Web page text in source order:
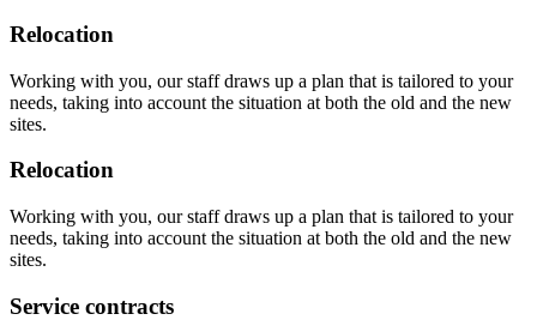
Relocation
Working with you, our staff draws up a plan that is tailored to your
needs, taking into account the situation at both the old and the new
sites.
Relocation
Working with you, our staff draws up a plan that is tailored to your
needs, taking into account the situation at both the old and the new
sites.
Service contracts